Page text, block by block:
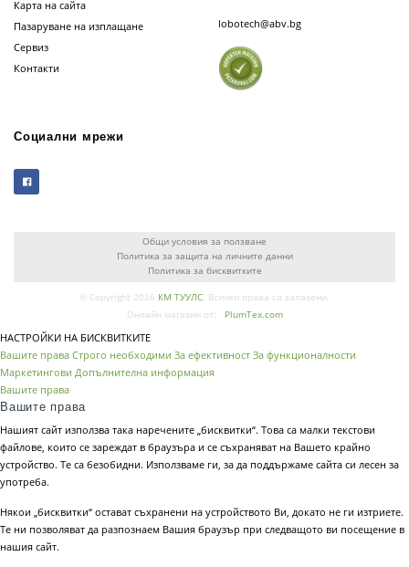
Карта на сайта
Пазаруване на изплащане
Сервиз
Контакти
lobotech@abv.bg
Социални мрежи
Общи условия за ползване
Политика за защита на личните данни
Политика за бисквитките
© Copyright 2026 КМ ТУУЛС. Всички права са запазени.
Онлайн магазин от:
PlumTex.com
НАСТРОЙКИ НА БИСКВИТКИТЕ
Вашите права Строго необходими За ефективност За функционалности
Маркетингови Допълнителна информация
Вашите права
Вашите права
Нашият сайт използва така наречените „бисквитки“. Това са малки текстови
файлове, които се зареждат в браузъра и се съхраняват на Вашето крайно
устройство. Те са безобидни. Използваме ги, за да поддържаме сайта си лесен за
употреба.
Някои „бисквитки“ остават съхранени на устройството Ви, докато не ги изтриете.
Те ни позволяват да разпознаем Вашия браузър при следващото ви посещение в
нашия сайт.